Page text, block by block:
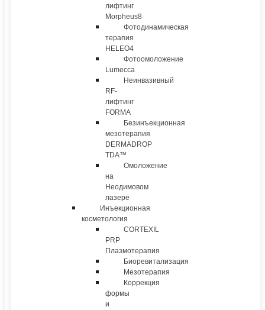
лифтинг
Morpheus8
Фотодинамическая
терапия
HELEO4
Фотоомоложение
Lumecca
Неинвазивный
RF-
лифтинг
FORMA
Безинъекционная
мезотерапия
DERMADROP
TDA™
Омоложение
на
Неодимовом
лазере
Инъекционная
косметология
CORTEXIL
PRP
Плазмотерапия
Биоревитализация
Мезотерапия
Коррекция
формы
и